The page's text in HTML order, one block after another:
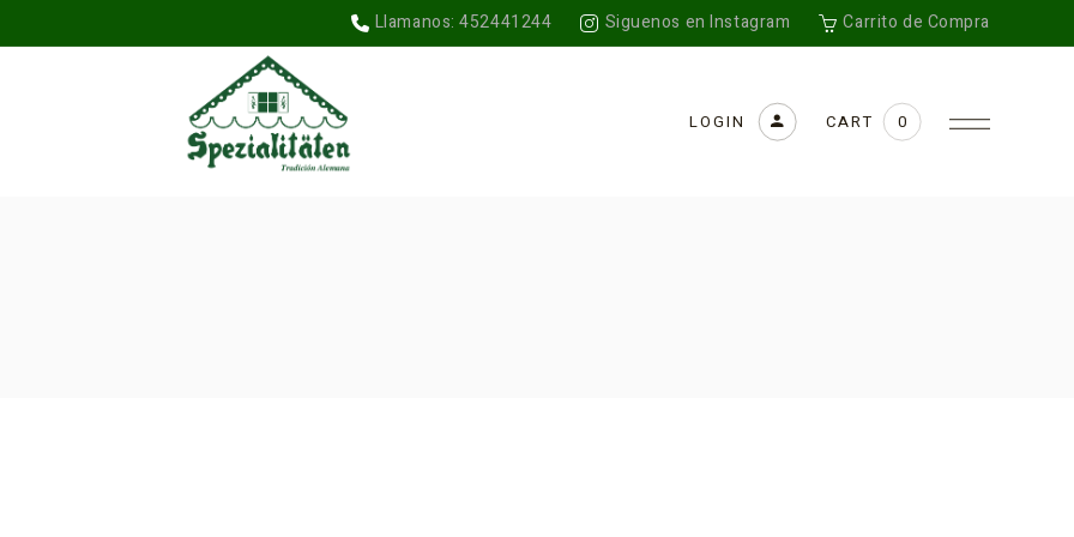
Llamanos: 452441244 Siguenos en Instagram Carrito de Compra
LOGIN CART 0